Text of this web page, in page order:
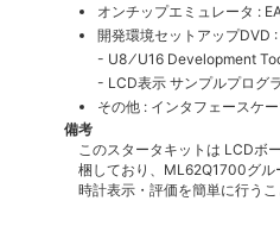
オンチップエミュレータ :
開発環境セットアップDVD :
- U8 ⁄ U16 Development
- LCD表示 サンプルプログ
その他 : インタフェースケ
備考
このスタータキットは LCDボ
梱しており、ML62Q1700グ
時計表示・評価を簡単に行う